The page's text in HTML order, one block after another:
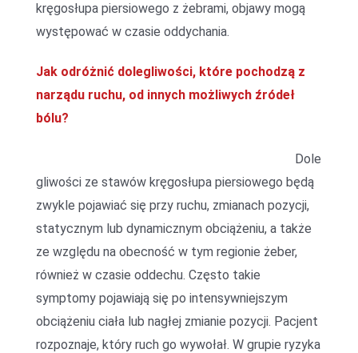
kręgosłupa piersiowego z żebrami, objawy mogą
występować w czasie oddychania.
Jak odróżnić dolegliwości, które pochodzą z
narządu ruchu, od innych możliwych źródeł
bólu?
Dole
gliwości ze stawów kręgosłupa piersiowego będą
zwykle pojawiać się przy ruchu, zmianach pozycji,
statycznym lub dynamicznym obciążeniu, a także
ze względu na obecność w tym regionie żeber,
również w czasie oddechu. Często takie
symptomy pojawiają się po intensywniejszym
obciążeniu ciała lub nagłej zmianie pozycji. Pacjent
rozpoznaje, który ruch go wywołał. W grupie ryzyka